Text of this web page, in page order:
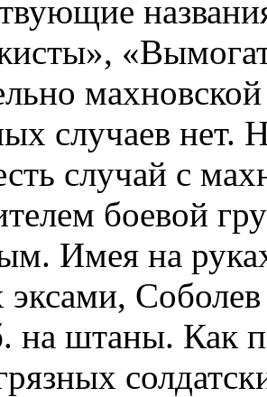
случаев нет.
случай с
боевой
Имея на
Соболев
на штаны. Как